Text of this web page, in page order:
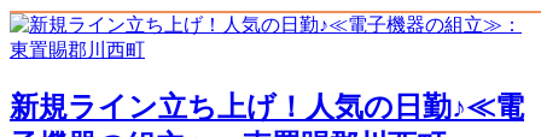
新規ライン立ち上げ！人気の日勤♪≪電